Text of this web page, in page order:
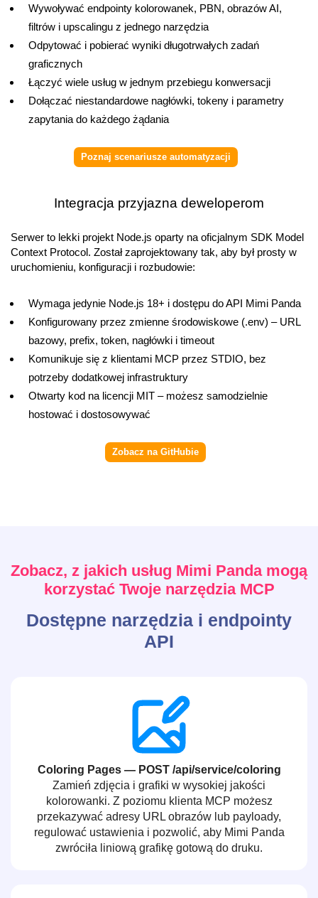
Wywoływać endpointy kolorowanek, PBN, obrazów AI,
filtrów i upscalingu z jednego narzędzia
Odpytować i pobierać wyniki długotrwałych zadań
graficznych
Łączyć wiele usług w jednym przebiegu konwersacji
Dołączać niestandardowe nagłówki, tokeny i parametry
zapytania do każdego żądania
Poznaj scenariusze automatyzacji
Integracja przyjazna deweloperom
Serwer to lekki projekt Node.js oparty na oficjalnym SDK Model
Context Protocol. Został zaprojektowany tak, aby był prosty w
uruchomieniu, konfiguracji i rozbudowie:
Wymaga jedynie Node.js 18+ i dostępu do API Mimi Panda
Konfigurowany przez zmienne środowiskowe (.env) – URL
bazowy, prefix, token, nagłówki i timeout
Komunikuje się z klientami MCP przez STDIO, bez
potrzeby dodatkowej infrastruktury
Otwarty kod na licencji MIT – możesz samodzielnie
hostować i dostosowywać
Zobacz na GitHubie
Zobacz, z jakich usług Mimi Panda mogą
korzystać Twoje narzędzia MCP
Dostępne narzędzia i endpointy
API
Coloring Pages — POST /api/service/coloring
Zamień zdjęcia i grafiki w wysokiej jakości
kolorowanki. Z poziomu klienta MCP możesz
przekazywać adresy URL obrazów lub payloady,
regulować ustawienia i pozwolić, aby Mimi Panda
zwróciła liniową grafikę gotową do druku.